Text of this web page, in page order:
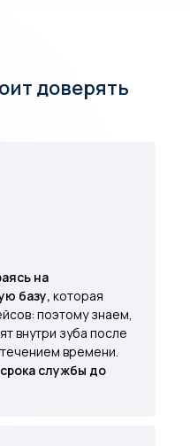
на
базу, которая
поэтому знаем,
внутри зуба после
времени.
службы до
доверять